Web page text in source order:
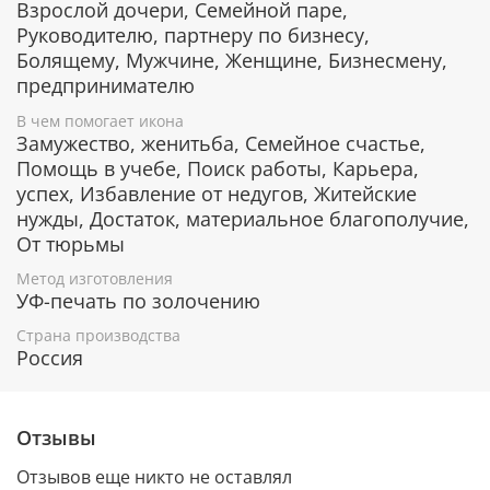
изделию придается особая рельефность и
выразительность. Икона изготовлена из
металлической пластины Miro Silver, нижний слой
которой состоит из алюминия, а верхний - из
серебра. Отдельные элементы покрыты позолотой.
Деревянная основа иконы изготавливается из
наиболее ценных пород лиственных деревьев,
например, дерева окуме и орехового дерева,
которые отличаются благородным цветом и
фактурой.
Уже в киоте
обеспечивает иконе дополнительную защиту от
пыли и выгорания.
любой праздник.
Защита от царапин и потери блеска
Взрослой дочери, Семейной паре,
Руководителю, партнеру по бизнесу,
Болящему, Мужчине, Женщине, Бизнесмену,
предпринимателю
В чем помогает икона
Замужество, женитьба, Семейное счастье,
Помощь в учебе, Поиск работы, Карьера,
успех, Избавление от недугов, Житейские
нужды, Достаток, материальное благополучие,
От тюрьмы
Метод изготовления
УФ-печать по золочению
Страна производства
Россия
Отзывы
Отзывов еще никто не оставлял